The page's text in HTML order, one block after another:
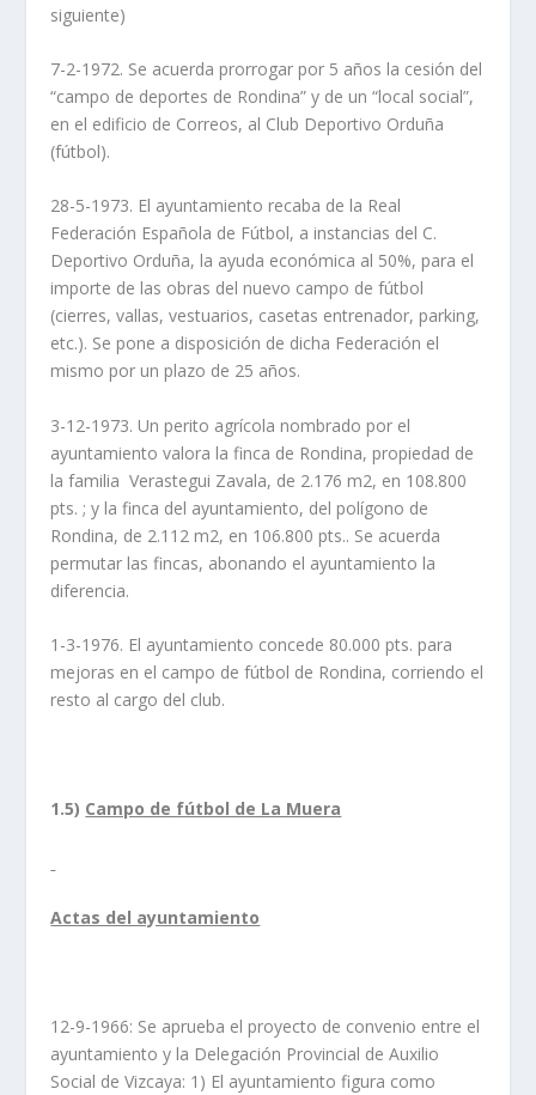
siguiente)
7-2-1972. Se acuerda prorrogar por 5 años la cesión del
“campo de deportes de Rondina” y de un “local social”,
en el edificio de Correos, al Club Deportivo Orduña
(fútbol).
28-5-1973. El ayuntamiento recaba de la Real
Federación Española de Fútbol, a instancias del C.
Deportivo Orduña, la ayuda económica al 50%, para el
importe de las obras del nuevo campo de fútbol
(cierres, vallas, vestuarios, casetas entrenador, parking,
etc.). Se pone a disposición de dicha Federación el
mismo por un plazo de 25 años.
3-12-1973. Un perito agrícola nombrado por el
ayuntamiento valora la finca de Rondina, propiedad de
la familia Verastegui Zavala, de 2.176 m2, en 108.800
pts. ; y la finca del ayuntamiento, del polígono de
Rondina, de 2.112 m2, en 106.800 pts.. Se acuerda
permutar las fincas, abonando el ayuntamiento la
diferencia.
1-3-1976. El ayuntamiento concede 80.000 pts. para
mejoras en el campo de fútbol de Rondina, corriendo el
resto al cargo del club.
1.5) Campo de fútbol de La Muera
Actas del ayuntamiento
12-9-1966: Se aprueba el proyecto de convenio entre el
ayuntamiento y la Delegación Provincial de Auxilio
Social de Vizcaya: 1) El ayuntamiento figura como